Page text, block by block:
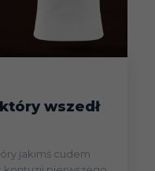
wszedł
jakimś cudem